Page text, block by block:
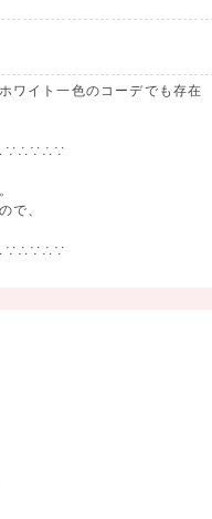
ワイト一色のコーデでも存在
で、